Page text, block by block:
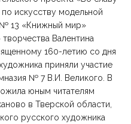
искусству модельной
№ 13 «Книжный мир»
Валентина
160-летию со дня
приняли участие
№ 7 В.И. Великого. В
юным читателям
в Тверской области,
русского художника